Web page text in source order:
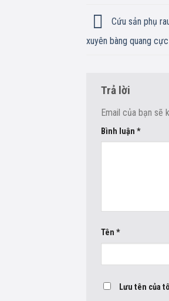
Cứu sản phụ
xuyên bàng quang
Trả lời
Email của bạn sẽ
Bình luận *
Tên *
Lưu tên của